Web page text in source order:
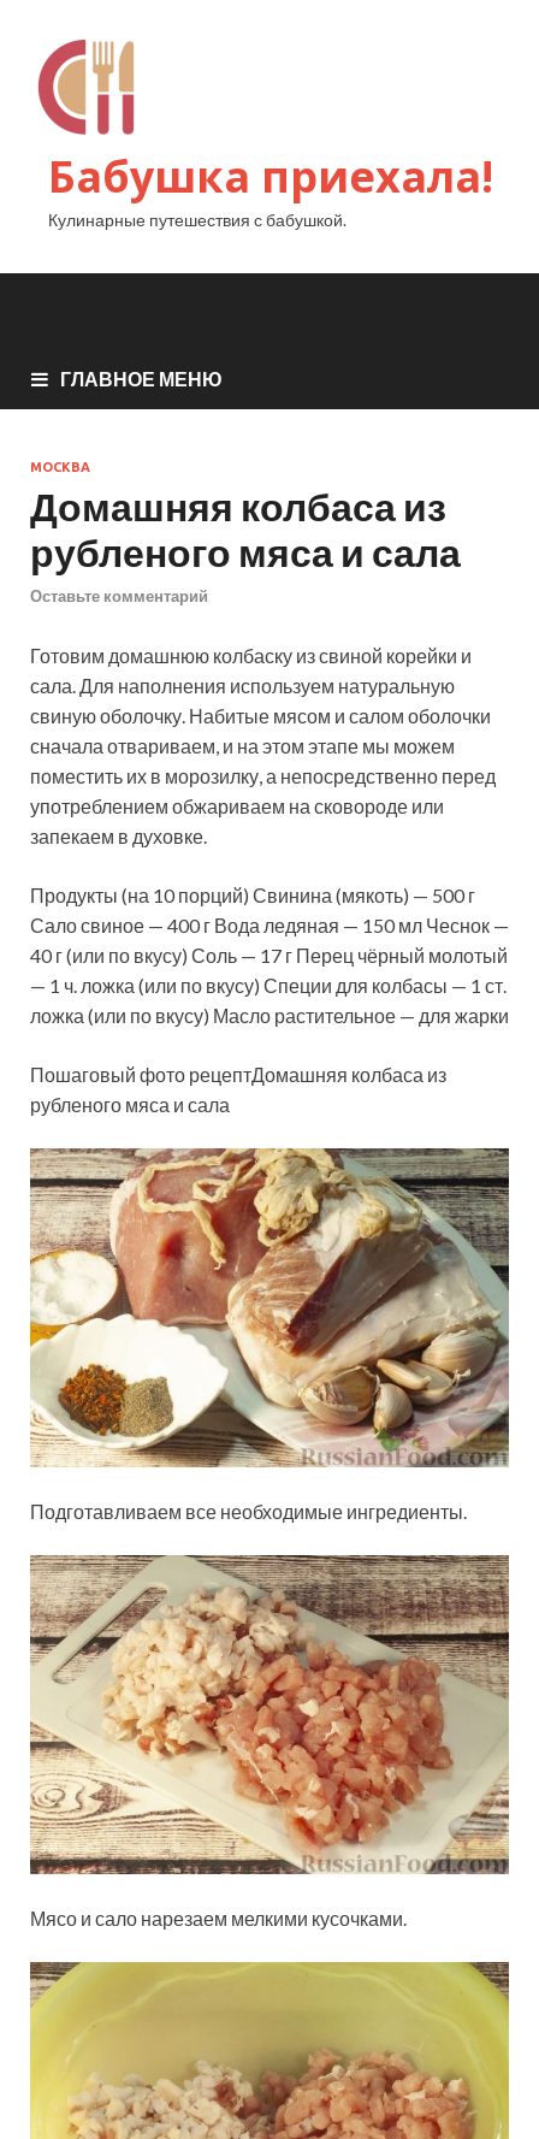
Бабушка приехала!
Кулинарные путешествия с бабушкой.
ГЛАВНОЕ МЕНЮ
МОСКВА
Домашняя колбаса из
рубленого мяса и сала
Оставьте комментарий
Готовим домашнюю колбаску из свиной корейки и
сала. Для наполнения используем натуральную
свиную оболочку. Набитые мясом и салом оболочки
сначала отвариваем, и на этом этапе мы можем
поместить их в морозилку, а непосредственно перед
употреблением обжариваем на сковороде или
запекаем в духовке.
Продукты (на 10 порций) Свинина (мякоть) — 500 г
Сало свиное — 400 г Вода ледяная — 150 мл Чеснок —
40 г (или по вкусу) Соль — 17 г Перец чёрный молотый
— 1 ч. ложка (или по вкусу) Специи для колбасы — 1 ст.
ложка (или по вкусу) Масло растительное — для жарки
Пошаговый фото рецептДомашняя колбаса из
рубленого мяса и сала
Подготавливаем все необходимые ингредиенты.
Мясо и сало нарезаем мелкими кусочками.